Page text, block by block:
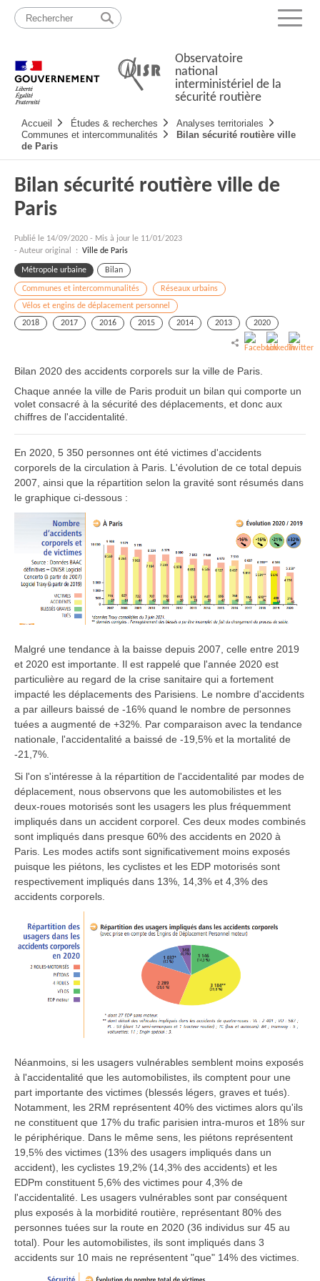
Passer
contenu
Menu
Observatoire
national
interministériel de la
sécurité routière
principale
Accueil Études & recherches
Analyses territoriales
Communes et intercommunalités
Bilan sécurité routière ville
de Paris
Bilan sécurité routière ville de
Paris
Publié le 14/09/2020 - Mis à jour le 11/01/2023
- Auteur original : Ville de Paris
Métropole urbaine Bilan
Communes et intercommunalités
Réseaux urbains
Vélos et engins de déplacement personnel
2018
2017 2016 2015 2014 2013 2020
Bilan 2020 des accidents corporels sur la ville de Paris.
Chaque année la ville de Paris produit un bilan qui comporte un
volet consacré à la sécurité des déplacements, et donc aux
chiffres de l'accidentalité.
En 2020, 5 350 personnes ont été victimes d'accidents
corporels de la circulation à Paris. L'évolution de ce total depuis
2007, ainsi que la répartition selon la gravité sont résumés dans
le graphique ci-dessous :
Malgré une tendance à la baisse depuis 2007, celle entre 2019
et 2020 est importante. Il est rappelé que l'année 2020 est
particulière au regard de la crise sanitaire qui a fortement
impacté les déplacements des Parisiens. Le nombre d'accidents
a par ailleurs baissé de -16% quand le nombre de personnes
tuées a augmenté de +32%. Par comparaison avec la tendance
nationale, l'accidentalité a baissé de -19,5% et la mortalité de
-21,7%.
Si l'on s'intéresse à la répartition de l'accidentalité par modes de
déplacement, nous observons que les automobilistes et les
deux-roues motorisés sont les usagers les plus fréquemment
impliqués dans un accident corporel. Ces deux modes combinés
sont impliqués dans presque 60% des accidents en 2020 à
Paris. Les modes actifs sont significativement moins exposés
puisque les piétons, les cyclistes et les EDP motorisés sont
respectivement impliqués dans 13%, 14,3% et 4,3% des
accidents corporels.
Néanmoins, si les usagers vulnérables semblent moins exposés
à l'accidentalité que les automobilistes, ils comptent pour une
part importante des victimes (blessés légers, graves et tués).
Notamment, les 2RM représentent 40% des victimes alors qu'ils
ne constituent que 17% du trafic parisien intra-muros et 18% sur
le périphérique. Dans le même sens, les piétons représentent
19,5% des victimes (13% des usagers impliqués dans un
accident), les cyclistes 19,2% (14,3% des accidents) et les
EDPm constituent 5,6% des victimes pour 4,3% de
l'accidentalité. Les usagers vulnérables sont par conséquent
plus exposés à la morbidité routière, représentant 80% des
personnes tuées sur la route en 2020 (36 individus sur 45 au
total). Pour les automobilistes, ils sont impliqués dans 3
accidents sur 10 mais ne représentent "que" 14% des victimes.